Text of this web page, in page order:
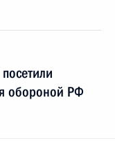
обороной РФ